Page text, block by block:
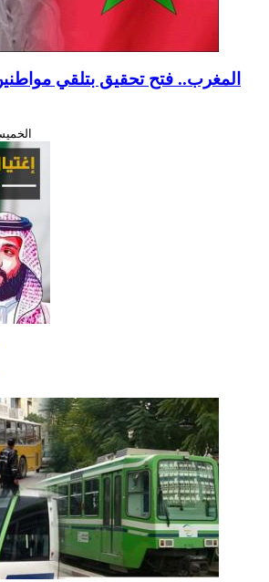
المغرب.. فتح تحقيق بتلقي
الخميس، 25 فيفري،